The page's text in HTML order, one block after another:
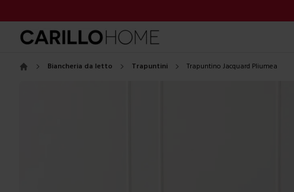
Biancheria da letto Trapuntini Trapuntino Jacquard Pliumea